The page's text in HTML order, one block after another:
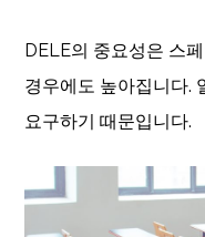
DELE의 중요성은 스
경우에도 높아집니다.
요구하기 때문입니다.